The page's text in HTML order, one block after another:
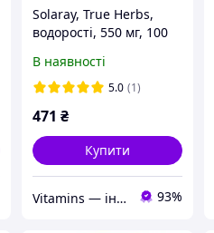
Solaray, True Herbs,
водорості, 550 мг, 100
В наявності
5.0 (1)
471 ₴
Купити
Vitamins — інтернет-магазин вітамінів та мінералів 93%